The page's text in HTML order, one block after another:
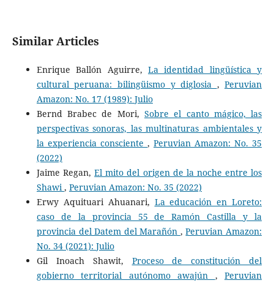
Similar Articles
Enrique Ballón Aguirre, La identidad lingüística y
cultural peruana: bilingüismo y diglosia ,Peruvian
Amazon: No. 17 (1989): Julio
Bernd Brabec de Mori, Sobre el canto mágico, las
perspectivas sonoras, las multinaturas ambientales y
la experiencia consciente ,Peruvian Amazon: No. 35
(2022)
Jaime Regan,El mito del origen de la noche entre los
Shawi, Peruvian Amazon: No. 35 (2022)
Erwy Aquituari Ahuanari, La educación en Loreto:
caso de la provincia 55 de Ramón Castilla y la
provincia del Datem del Marañón ,Peruvian Amazon:
No. 34 (2021): Julio
Gil Inoach Shawit, Proceso de constitución del
gobierno territorial autónomo awajún ,Peruvian